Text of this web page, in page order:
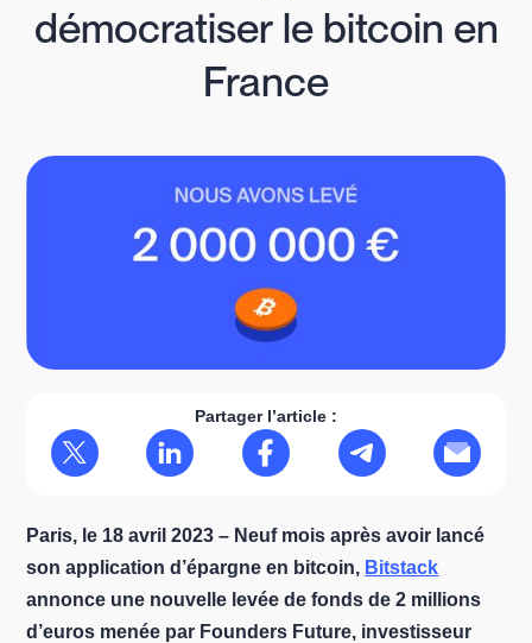
démocratiser le bitcoin en
France
Partager l’article :
Paris, le 18 avril 2023 – Neuf mois après avoir lancé
son application d’épargne en bitcoin, Bitstack
annonce une nouvelle levée de fonds de 2 millions
d’euros menée par Founders Future, investisseur